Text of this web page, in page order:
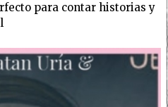
para contar historias y